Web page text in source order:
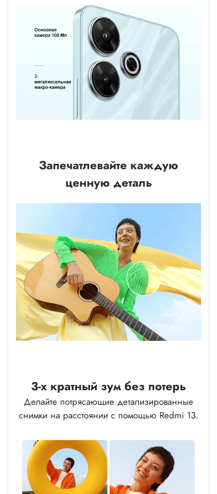
Запечатлевайте каждую
ценную деталь
3-х кратный зум без потерь
Делайте потрясающие детализированные
снимки на расстоянии с помощью Redmi 13.